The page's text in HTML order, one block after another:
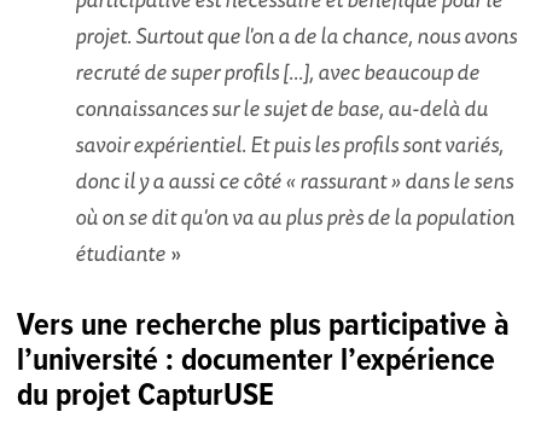
projet. Surtout que l'on a de la chance, nous avons
recruté de super profils [...], avec beaucoup de
connaissances sur le sujet de base, au-delà du
savoir expérientiel. Et puis les profils sont variés,
donc il y a aussi ce côté « rassurant » dans le sens
où on se dit qu'on va au plus près de la population
étudiante»
Vers une recherche plus participative à
l’université : documenter l’expérience
du projet CapturUSE